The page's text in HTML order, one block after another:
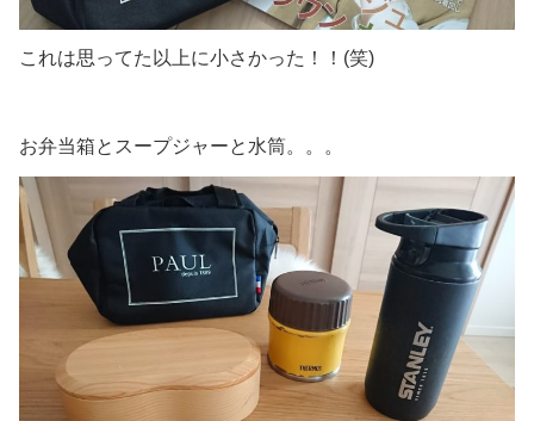
これは思ってた以上に小さかった！！(笑)
お弁当箱とスープジャーと水筒。。。